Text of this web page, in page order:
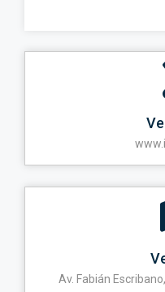
Av. Fabián